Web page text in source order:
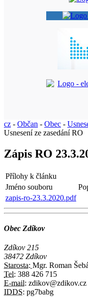
cz - Občan - Obec -
Usnesení ze zasedání RO
Zápis RO
Přílohy k článku
Jméno souboru
zapis-ro-23.3.2020.pdf
Obec Zdíkov
Zdíkov 215
38472 Zdíkov
Starosta: Mgr. Roman
Tel: 388 426 715
E-mail: zdikov@zdikov.cz
IDDS: pg7babg